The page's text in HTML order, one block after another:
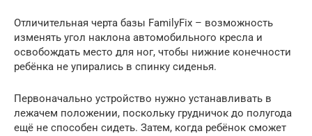
Отличительная черта базы FamilyFix – возможность
изменять угол наклона автомобильного кресла и
освобождать место для ног, чтобы нижние конечности
ребёнка не упирались в спинку сиденья.
Первоначально устройство нужно устанавливать в
лежачем положении, поскольку грудничок до полугода
ещё не способен сидеть. Затем, когда ребёнок сможет